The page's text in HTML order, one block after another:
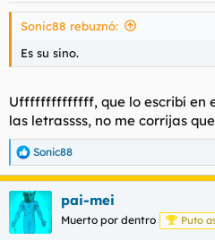
Sonic88 rebuznó:
Es su sino.
Uffffffffffffff, que lo escribí en
las letrassss, no me corrijas
R
e
a
c
c
i
Sonic88
pai-mei
Muerto por dentro Puto